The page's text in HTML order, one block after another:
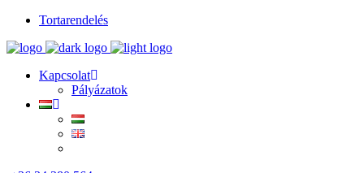
Tortarendelés
Kapcsolat
Pályázatok